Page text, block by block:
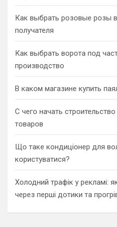
Как выбрать розовые розы
получателя
Как выбрать ворота под
производство
В каком магазине купить
С чего начать
товаров
Що таке кондиціонер для
користуватися?
Холодний трафік у рекламі:
через перші дотики та